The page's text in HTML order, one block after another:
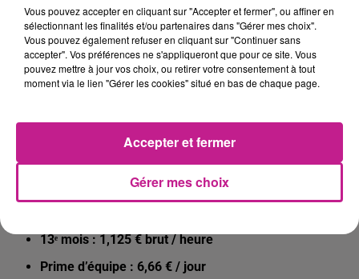
produits
Respecter strictement les règles de sécurité, d’hygiène
et de qualité
Assurer le conditionnement des produits finis
Signaler toute anomalie ou dysfonctionnement à la
Rémunération et avantages
13ᵉ mois : 1,125 € brut / heure
Prime d’équipe : 6,66 € / jour
Vous pouvez accepter en cliquant sur "Accepter et fermer", ou affiner en
sélectionnant les finalités et/ou partenaires dans "Gérer mes choix".
Vous pouvez également refuser en cliquant sur "Continuer sans
accepter". Vos préférences ne s'appliqueront que pour ce site. Vous
pouvez mettre à jour vos choix, ou retirer votre consentement à tout
moment via le lien "Gérer les cookies" situé en bas de chaque page.
Gérer mes choix
Accepter et fermer